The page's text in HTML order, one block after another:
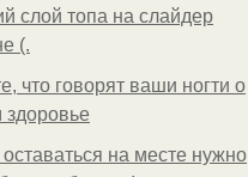
слой топа на слайдер
(.
что говорят ваши ногти о
на месте нужно